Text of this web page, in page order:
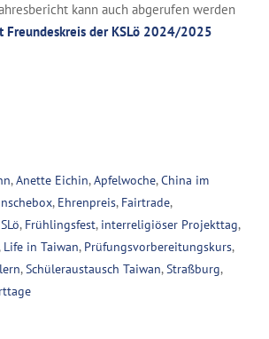
kann auch abgerufen werden
Freundeskreis der KSLö 2024/2025
,Anette Eichin,Apfelwoche,China im
, Ehrenpreis, Fairtrade,
, Frühlingsfest, interreligiöser Projekttag,
Life in Taiwan, Prüfungsvorbereitungskurs,
,Schüleraustausch Taiwan,Straßburg,